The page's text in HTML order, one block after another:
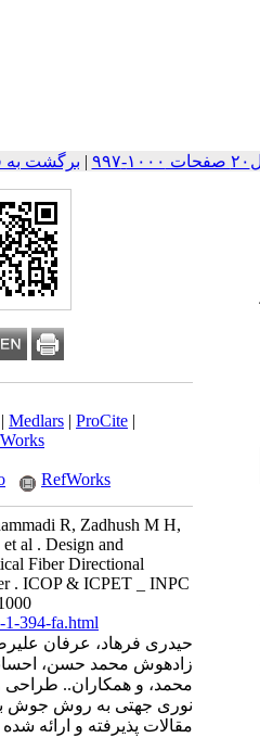
| برگشت به
| Medlars | ProCite |
RefWorks
R, Zadhush M H,
al . Design and
Fiber Directional
. ICOP & ICPET _ INPC
1-394-fa.html
حیدری فرهاد، عرفان
زادهوش محمد حسن،
محمد، و همکاران.. طراحی
مقالات پذیرفته و ارائه